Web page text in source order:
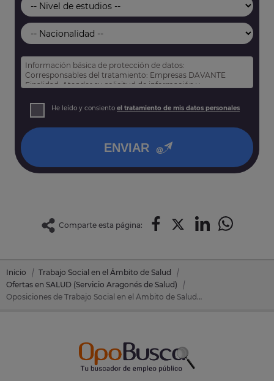
Información básica de protección de datos:
Corresponsables del tratamiento: Empresas DAVANTE
Finalidad: Atender su solicitud de información y
Derechos: Puede acceder, rectificar y suprimir sus datos,
así como otros derechos tal y como se explica en nuestra
He leído y consiento el tratamiento de mis datos personales
ENVIAR
Comparte esta página:
Inicio
Trabajo Social en el Ámbito de Salud
Ofertas en SALUD (Servicio Aragonés de Salud)
Oposiciones de Trabajo Social en el Ámbito de Salud en SALUD (Servicio Aragonés de Salud)